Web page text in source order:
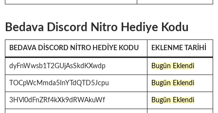
Bedava Discord Nitro Hediye Kodu
BEDAVA DISCORD NITRO HEDIYE KODU EKLENME TARIHI
dyFnWwsb1T2GUjAsSkdKXwdp Bugün Eklendi
TOCpWcMmda5InYTdQTD5Jcpu Bugün Eklendi
3HVl0dFnZRf4kXk9dRWAkuWf Bugün Eklendi